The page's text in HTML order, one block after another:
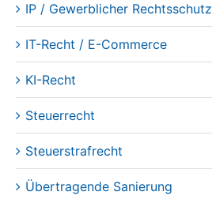
IP / Gewerblicher Rechtsschutz
IT-Recht / E-Commerce
KI-Recht
Steuerrecht
Steuerstrafrecht
Übertragende Sanierung